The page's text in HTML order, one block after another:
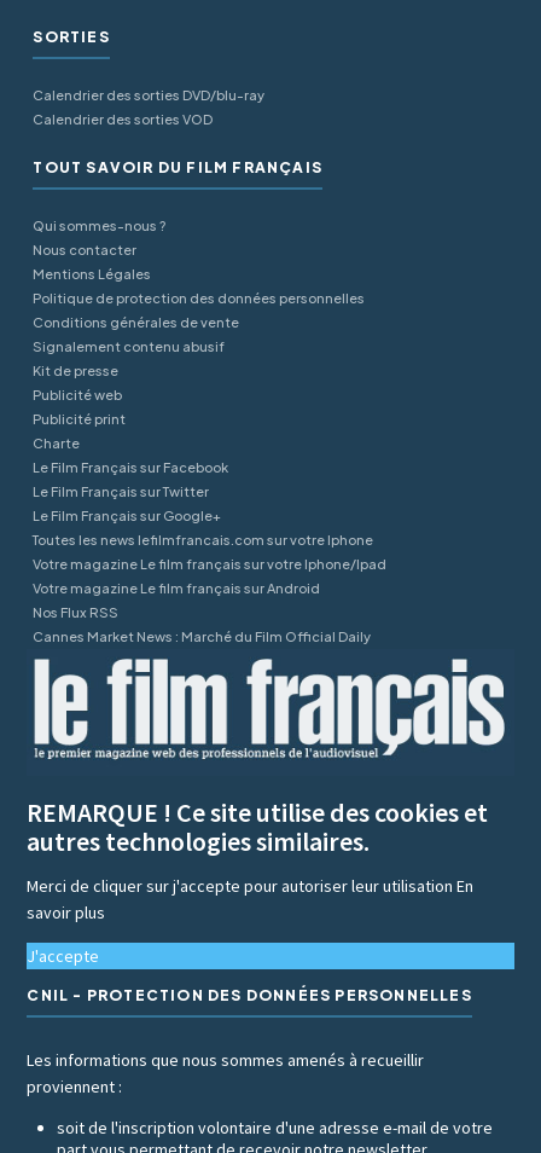
SORTIES
Calendrier des sorties DVD/blu-ray
Calendrier des sorties VOD
TOUT SAVOIR DU FILM FRANÇAIS
Qui sommes-nous ?
Nous contacter
Mentions Légales
Politique de protection des données personnelles
Conditions générales de vente
Signalement contenu abusif
Kit de presse
Publicité web
Publicité print
Charte
Le Film Français sur Facebook
Le Film Français sur Twitter
Le Film Français sur Google+
Toutes les news lefilmfrancais.com sur votre Iphone
Votre magazine Le film français sur votre Iphone/Ipad
Votre magazine Le film français sur Android
Nos Flux RSS
Cannes Market News : Marché du Film Official Daily
REMARQUE ! Ce site utilise des cookies et
autres technologies similaires.
Merci de cliquer sur j'accepte pour autoriser leur utilisationEn
savoir plus
J'accepte
CNIL - PROTECTION DES DONNÉES PERSONNELLES
Les informations que nous sommes amenés à recueillir
proviennent :
soit de l'inscription volontaire d'une adresse e-mail de votre